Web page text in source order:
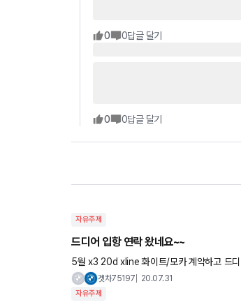
0 0답글 달기
0 0답글 달기
자유주제
드디어 입항 연락 왔네요~~
5월 x3 20d xline 화이트/모카 계약하고 드
이제 뭘 준비해야 할까요~??
겟차75197 20.07.31
자유주제